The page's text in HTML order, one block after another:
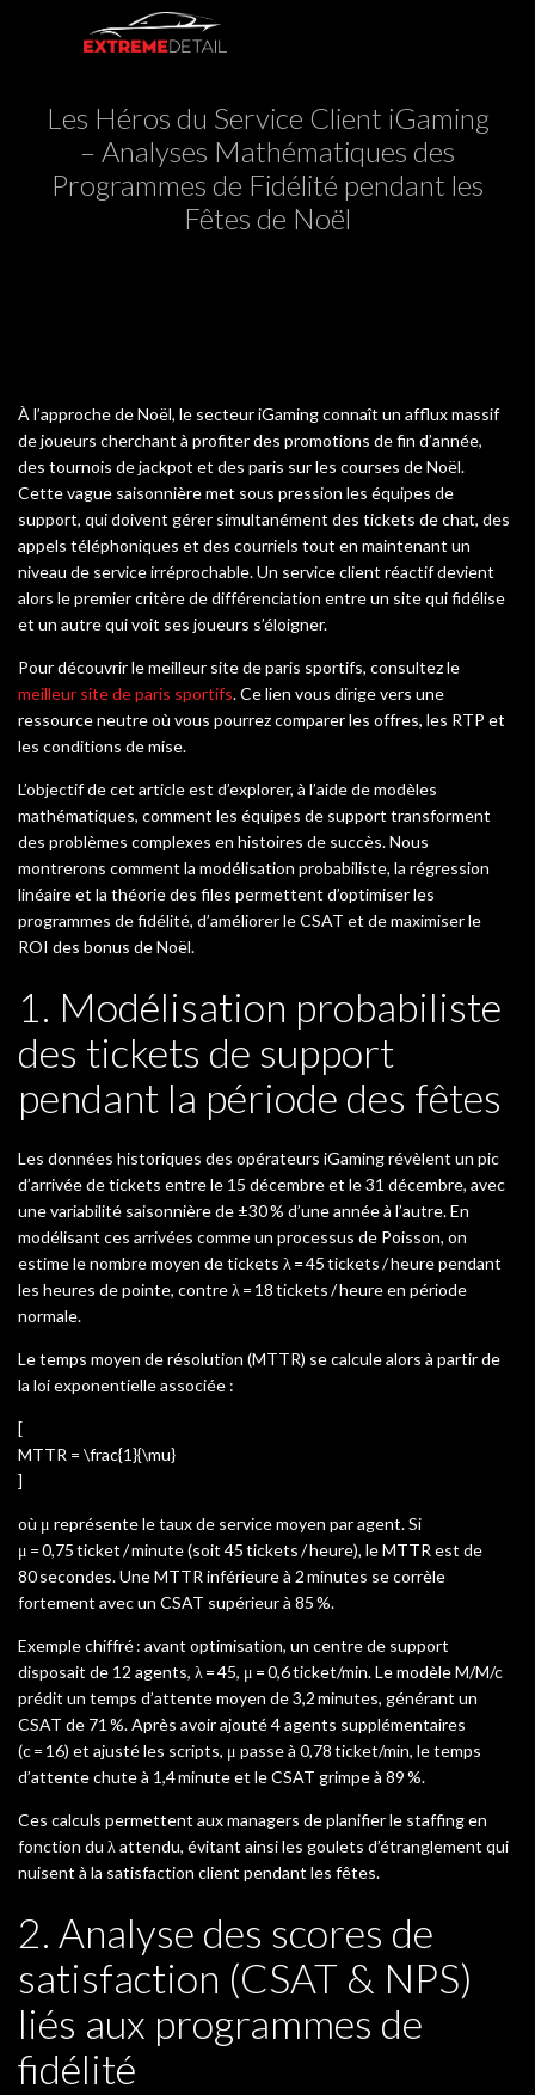
Les Héros du Service Client iGaming
– Analyses Mathématiques des
Programmes de Fidélité pendant les
Fêtes de Noël
À l’approche de Noël, le secteur iGaming connaît un afflux massif
de joueurs cherchant à profiter des promotions de fin d’année,
des tournois de jackpot et des paris sur les courses de Noël.
Cette vague saisonnière met sous pression les équipes de
support, qui doivent gérer simultanément des tickets de chat, des
appels téléphoniques et des courriels tout en maintenant un
niveau de service irréprochable. Un service client réactif devient
alors le premier critère de différenciation entre un site qui fidélise
et un autre qui voit ses joueurs s’éloigner.
Pour découvrir le meilleur site de paris sportifs, consultez le
meilleur site de paris sportifs. Ce lien vous dirige vers une
ressource neutre où vous pourrez comparer les offres, les RTP et
les conditions de mise.
L’objectif de cet article est d’explorer, à l’aide de modèles
mathématiques, comment les équipes de support transforment
des problèmes complexes en histoires de succès. Nous
montrerons comment la modélisation probabiliste, la régression
linéaire et la théorie des files permettent d’optimiser les
programmes de fidélité, d’améliorer le CSAT et de maximiser le
ROI des bonus de Noël.
1. Modélisation probabiliste
des tickets de support
pendant la période des fêtes
Les données historiques des opérateurs iGaming révèlent un pic
d’arrivée de tickets entre le 15 décembre et le 31 décembre, avec
une variabilité saisonnière de ±30 % d’une année à l’autre. En
modélisant ces arrivées comme un processus de Poisson, on
estime le nombre moyen de tickets λ = 45 tickets / heure pendant
les heures de pointe, contre λ = 18 tickets / heure en période
normale.
Le temps moyen de résolution (MTTR) se calcule alors à partir de
la loi exponentielle associée :
[
MTTR = \frac{1}{\mu}
]
où μ représente le taux de service moyen par agent. Si
μ = 0,75 ticket / minute (soit 45 tickets / heure), le MTTR est de
80 secondes. Une MTTR inférieure à 2 minutes se corrèle
fortement avec un CSAT supérieur à 85 %.
Exemple chiffré : avant optimisation, un centre de support
disposait de 12 agents, λ = 45, μ = 0,6 ticket/min. Le modèle M/M/c
prédit un temps d’attente moyen de 3,2 minutes, générant un
CSAT de 71 %. Après avoir ajouté 4 agents supplémentaires
(c = 16) et ajusté les scripts, μ passe à 0,78 ticket/min, le temps
d’attente chute à 1,4 minute et le CSAT grimpe à 89 %.
Ces calculs permettent aux managers de planifier le staffing en
fonction du λ attendu, évitant ainsi les goulets d’étranglement qui
nuisent à la satisfaction client pendant les fêtes.
2. Analyse des scores de
satisfaction (CSAT & NPS)
liés aux programmes de
fidélité